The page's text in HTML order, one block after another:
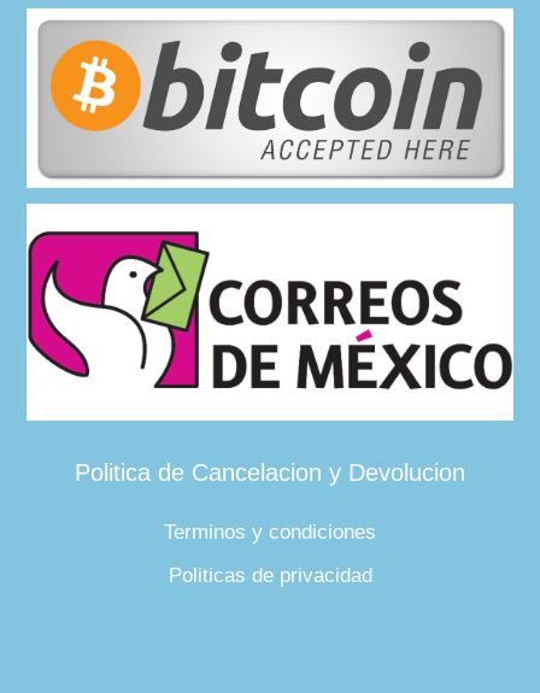
Politica de Cancelacion y Devolucion
Terminos y condiciones
Politicas de privacidad